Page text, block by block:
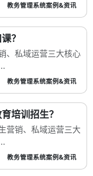
教务管理系统案例&资讯
？
、私域运营三大核心
教务管理系统案例&资讯
培训招生？
营销、私域运营三大
教务管理系统案例&资讯